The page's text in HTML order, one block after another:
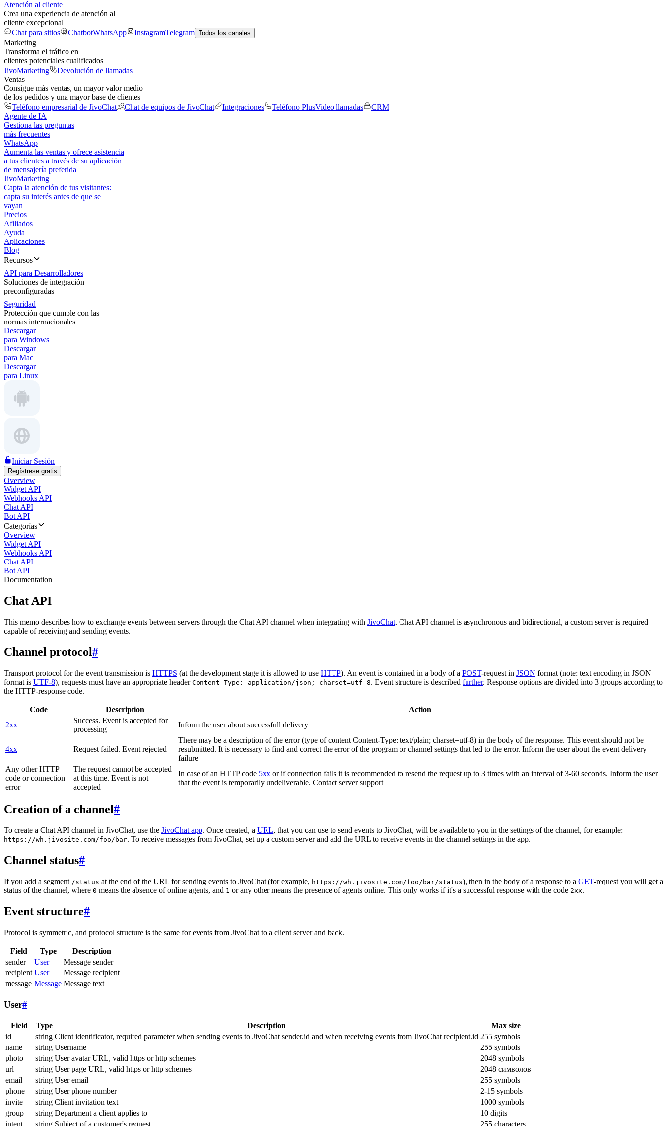
Atención al cliente
Crea una experiencia de atención al
cliente excepcional
Chat para sitios
ChatbotWhatsApp InstagramTelegram Todos los canales
Marketing
Transforma el tráfico en
clientes potenciales cualificados
JivoMarketing
Devolución de llamadas
Ventas
Consigue más ventas, un mayor valor medio
de los pedidos y una mayor base de clientes
Teléfono empresarial de JivoChat
Chat de equipos de JivoChat Integraciones Teléfono PlusVideo llamadas
CRM
Agente de IA
Gestiona las preguntas
más frecuentes
WhatsApp
Aumenta las ventas y ofrece asistencia
a tus clientes a través de su aplicación
de mensajería preferida
JivoMarketing
Capta la atención de tus visitantes:
capta su interés antes de que se
vayan
Precios
Afiliados
Ayuda
Aplicaciones
Blog
Recursos
API para Desarrolladores
Soluciones de integración
preconfiguradas
Seguridad
Protección que cumple con las
normas internacionales
Descargar
para Windows
Descargar
para Mac
Descargar
para Linux
Iniciar Sesión
Regístrese gratis
Overview
Widget API
Webhooks API
Chat API
Bot API
Categorías
Overview
Widget API
Webhooks API
Chat API
Bot API
Documentation
Chat API
This memo describes how to exchange events between servers through the Chat API channel when integrating with JivoChat. Chat API channel is asynchronous and bidirectional, a custom server is required
capable of receiving and sending events.
Channel protocol#
Transport protocol for the event transmission is HTTPS (at the development stage it is allowed to use HTTP). An event is contained in a body of a POST-request in JSON format (note: text encoding in JSON
format is UTF-8), requests must have an appropriate header Content-Type: application/json; charset=utf-8. Event structure is described further. Response options are divided into 3 groups according to
the HTTP-response code.
Code Description
Action
2xx
Success. Event is accepted for
processing
Inform the user about successfull delivery
4xx Request failed. Event rejected
There may be a description of the error (type of content Content-Type: text/plain; charset=utf-8) in the body of the response. This event should not be
resubmitted. It is necessary to find and correct the error of the program or channel settings that led to the error. Inform the user about the event delivery
failure
Any other HTTP
code or connection
error
The request cannot be accepted
at this time. Event is not
accepted
In case of an HTTP code 5xx or if connection fails it is recommended to resend the request up to 3 times with an interval of 3-60 seconds. Inform the user
that the event is temporarily undeliverable. Contact server support
Creation of a channel#
To create a Chat API channel in JivoChat, use the JivoChat app. Once created, a URL, that you can use to send events to JivoChat, will be available to you in the settings of the channel, for example:
https://wh.jivosite.com/foo/bar. To receive messages from JivoChat, set up a custom server and add the URL to receive events in the channel settings in the app.
Channel status#
If you add a segment /status at the end of the URL for sending events to JivoChat (for example, https://wh.jivosite.com/foo/bar/status), then in the body of a response to a GET-request you will get a
status of the channel, where 0 means the absence of online agents, and 1 or any other means the presence of agents online. This only works if it's a successful response with the code 2xx.
Event structure#
Protocol is symmetric, and protocol structure is the same for events from JivoChat to a client server and back.
Field Type
Description
sender
User
Message sender
recipient User
Message recipient
message Message Message text
User#
Field Type Description
Max size
id
string Client identificator, required parameter when sending events to JivoChat sender.id and when receiving events from JivoChat recipient.id 255 symbols
name
string Username
255 symbols
photo
string User avatar URL, valid https or http schemes
2048 symbols
url
string User page URL, valid https or http schemes
2048 символов
email
string User email
255 symbols
phone
string User phone number
2-15 symbols
invite
string Client invitation text
1000 symbols
group
string Department a client applies to
10 digits
intent
string Subject of a customer's request 255 characters